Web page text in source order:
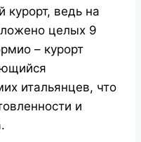
ведь на
целых 9
– курорт
итальянцев, что
и